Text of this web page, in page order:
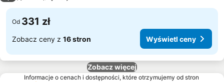
Od 331 zł
Zobacz ceny z 16 stron Wyświetl ceny
Zobacz więcej
Informacje o cenach i dostępności, które otrzymujemy od stron